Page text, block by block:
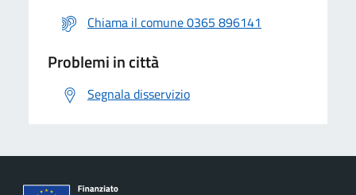
Chiama il comune 0365 896141
Problemi in città
Segnala disservizio